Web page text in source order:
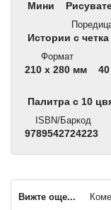
Мини
Истории с
Формат
210 x 280 мм
Палитра с 10
ISBN/Баркод
9789542724223
Вижте още...